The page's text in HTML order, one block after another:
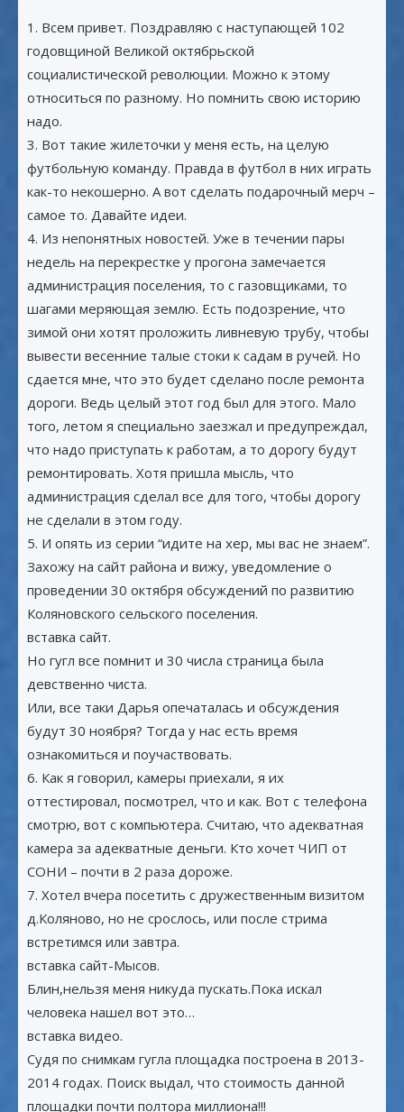
1. Всем привет. Поздравляю с наступающей 102
годовщиной Великой октябрьской
социалистической революции. Можно к этому
относиться по разному. Но помнить свою историю
надо.
3. Вот такие жилеточки у меня есть, на целую
футбольную команду. Правда в футбол в них играть
как-то некошерно. А вот сделать подарочный мерч –
самое то. Давайте идеи.
4. Из непонятных новостей. Уже в течении пары
недель на перекрестке у прогона замечается
администрация поселения, то с газовщиками, то
шагами меряющая землю. Есть подозрение, что
зимой они хотят проложить ливневую трубу, чтобы
вывести весенние талые стоки к садам в ручей. Но
сдается мне, что это будет сделано после ремонта
дороги. Ведь целый этот год был для этого. Мало
того, летом я специально заезжал и предупреждал,
что надо приступать к работам, а то дорогу будут
ремонтировать. Хотя пришла мысль, что
администрация сделал все для того, чтобы дорогу
не сделали в этом году.
5. И опять из серии “идите на хер, мы вас не знаем”.
Захожу на сайт района и вижу, уведомление о
проведении 30 октября обсуждений по развитию
Коляновского сельского поселения.
вставка сайт.
Но гугл все помнит и 30 числа страница была
девственно чиста.
Или, все таки Дарья опечаталась и обсуждения
будут 30 ноября? Тогда у нас есть время
ознакомиться и поучаствовать.
6. Как я говорил, камеры приехали, я их
оттестировал, посмотрел, что и как. Вот с телефона
смотрю, вот с компьютера. Считаю, что адекватная
камера за адекватные деньги. Кто хочет ЧИП от
СОНИ – почти в 2 раза дороже.
7. Хотел вчера посетить с дружественным визитом
д.Коляново, но не срослось, или после стрима
встретимся или завтра.
вставка сайт-Мысов.
Блин,нельзя меня никуда пускать.Пока искал
человека нашел вот это…
вставка видео.
Судя по снимкам гугла площадка построена в 2013-
2014 годах. Поиск выдал, что стоимость данной
площадки почти полтора миллиона!!!